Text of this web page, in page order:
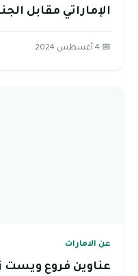
الإماراتي مقابل
📅 4 أغسطس 2024
عن الامارات
عناوين فروع ويست